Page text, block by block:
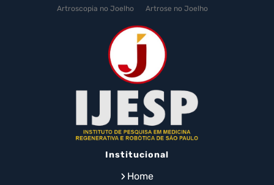
Artroscopia no Joelho
Artrose no Joelho
Artrose no Joelho Cirurgia
Artrose no Joelho Tratamento
Celulas Tronco Joelho
Celula Tronco Esporte
Cirurgia Artroplastia de Joelho
Cirurgia Artroplastia Joelho
Cirurgia Artrose Joelho Preço
Cirurgia de Artroscopia no Joelho
Cirurgia de Cartilagem do Joelho
Cirurgia de Joelho com Prótese
Institucional
Home